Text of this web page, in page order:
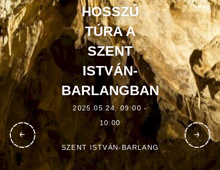
ÁRAK, NYITVATARTÁSHOSSZÚ
TÚRA A
SZENT
ISTVÁN-
BARLANGBAN
2025.05.24. 09:00 -
10:00
SZENT ISTVÁN-BARLANG